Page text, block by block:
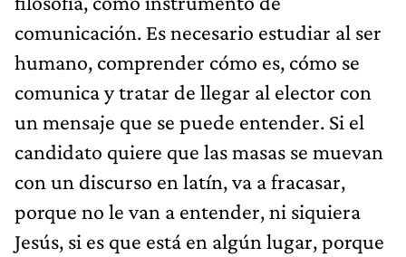
comunicación. Es necesario estudiar al ser
humano, comprender cómo es, cómo se
comunica y tratar de llegar al elector con
un mensaje que se puede entender. Si el
candidato quiere que las masas se muevan
con un discurso en latín, va a fracasar,
porque no le van a entender, ni siquiera
Jesús, si es que está en algún lugar, porque